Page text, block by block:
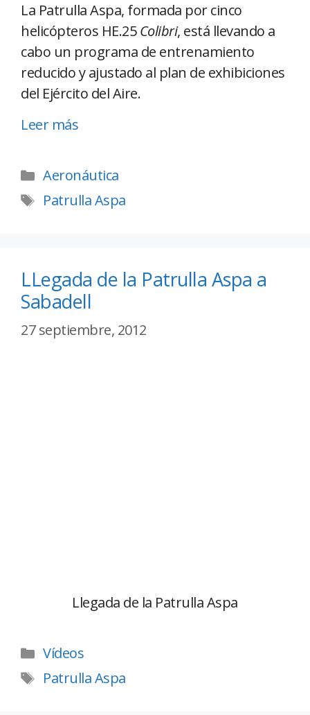
La Patrulla Aspa, formada por cinco
helicópteros HE.25Colibri, está llevando a
cabo un programa de entrenamiento
reducido y ajustado al plan de exhibiciones
del Ejército del Aire.
Leer más
Aeronáutica
Patrulla Aspa
LLegada de la Patrulla Aspa a
Sabadell
27 septiembre, 2012
Llegada de la Patrulla Aspa
Vídeos
Patrulla Aspa